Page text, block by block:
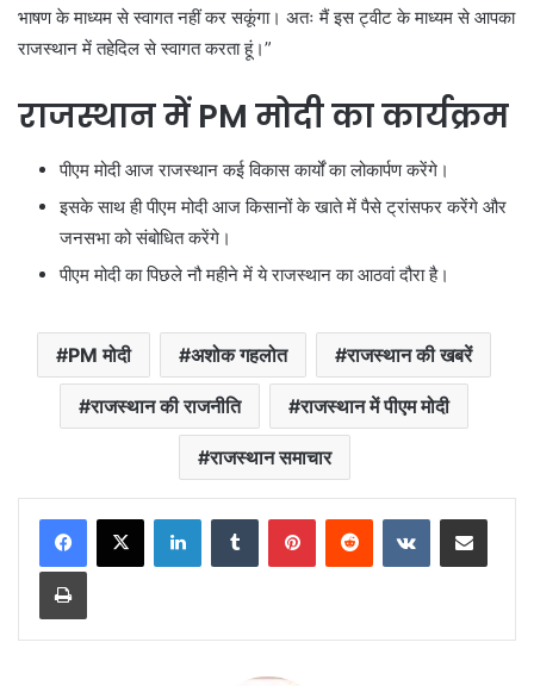
भाषण के माध्यम से स्वागत नहीं कर सकूंगा। अतः मैं इस ट्वीट के माध्यम से आपका
राजस्थान में तहेदिल से स्वागत करता हूं।”
राजस्थान में PM मोदी का कार्यक्रम
पीएम मोदी आज राजस्थान कई विकास कार्यों का लोकार्पण करेंगे।
इसके साथ ही पीएम मोदी आज किसानों के खाते में पैसे ट्रांसफर करेंगे और
जनसभा को संबोधित करेंगे।
पीएम मोदी का पिछले नौ महीने में ये राजस्थान का आठवां दौरा है।
PM मोदी अशोक गहलोत राजस्थान की खबरें
राजस्थान की राजनीति राजस्थान में पीएम मोदी
राजस्थान समाचार
LinkedInTumblr PinterestReddit VKontakteShare via Email
Print